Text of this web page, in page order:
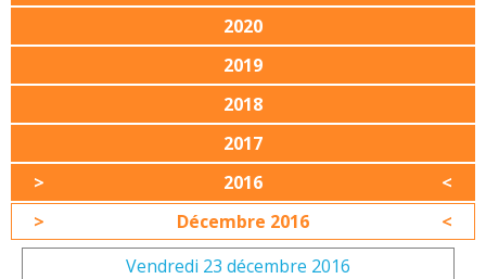
2020
2019
2018
2017
2016
Décembre 2016
Vendredi 23 décembre 2016